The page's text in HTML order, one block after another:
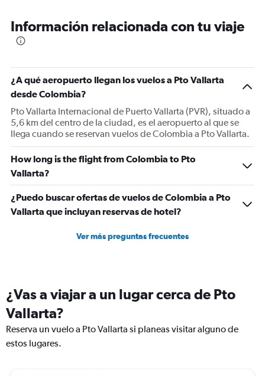
Información relacionada con tu viaje
¿A qué aeropuerto llegan los vuelos a Pto Vallarta
desde Colombia?
Pto Vallarta Internacional de Puerto Vallarta (PVR), situado a
5,6 km del centro de la ciudad, es el aeropuerto al que se
llega cuando se reservan vuelos de Colombia a Pto Vallarta.
How long is the flight from Colombia to Pto
Vallarta?
¿Puedo buscar ofertas de vuelos de Colombia a Pto
Vallarta que incluyan reservas de hotel?
Ver más preguntas frecuentes
¿Vas a viajar a un lugar cerca de Pto
Vallarta?
Reserva un vuelo a Pto Vallarta si planeas visitar alguno de
estos lugares.